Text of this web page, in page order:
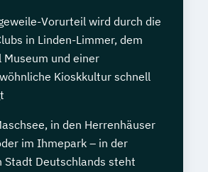
Vorurteil wird durch die
in Linden-Limmer, dem
Museum und einer
Kioskkultur schnell
in den Herrenhäuser
im Ihmepark – in der
Stadt Deutschlands steht